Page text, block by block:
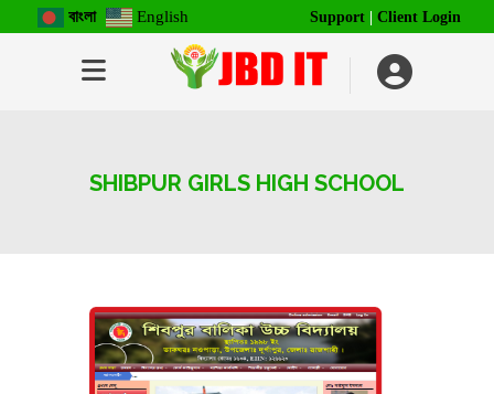
বাংলা English Support Client Login
SHIBPUR GIRLS HIGH SCHOOL